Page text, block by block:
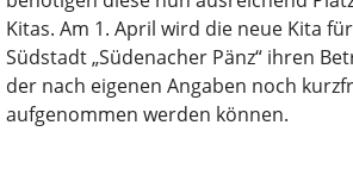
Kitas. Am 1. April wird die neue Kita
Südstadt „Südenacher Pänz“ ihren
der nach eigenen Angaben noch
aufgenommen werden können.